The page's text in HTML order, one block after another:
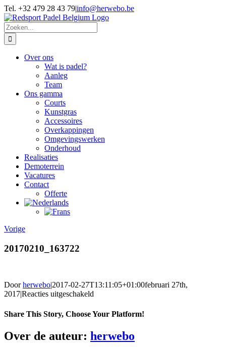
Skip
to
content
Tel. +32 479 28 43 79|info@herwebo.be
Zoeken
naar:
Over ons
Wat is padel?
Aanleg
Team
Ons gamma
Courts
Kunstgras
Accessoires
Overkappingen
Omgevingswerken
Onderhoud
Realisaties
Demoterrein
Vacatures
Contact
Offerte
Vorige
20170210_163722
Doorherwebo|2017-02-27T13:11:05+01:00februari 27th,
2017|Reacties uitgeschakeld
Share This Story, Choose Your Platform!
Facebook
Twitter
Reddit
LinkedIn
WhatsApp
Tumblr
Pinterest
Vk
Xing
E-
mail
Over de auteur: herwebo